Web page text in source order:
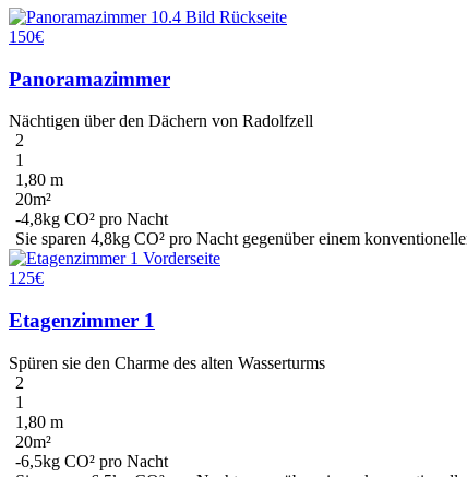
150€
Panoramazimmer
Nächtigen über den Dächern von Radolfzell
2
1
1,80 m
20m²
-4,8kg CO² pro Nacht
Sie sparen 4,8kg CO² pro Nacht gegenüber einem
125€
Etagenzimmer 1
Spüren sie den Charme des alten Wasserturms
2
1
1,80 m
20m²
-6,5kg CO² pro Nacht